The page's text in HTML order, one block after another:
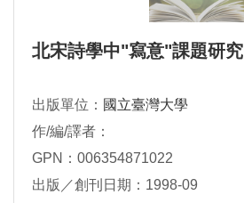
北宋詩學中"寫意"課題研究
出版單位： 國立臺灣大學
作/編/譯者：
GPN：006354871022
出版／創刊日期：1998-09